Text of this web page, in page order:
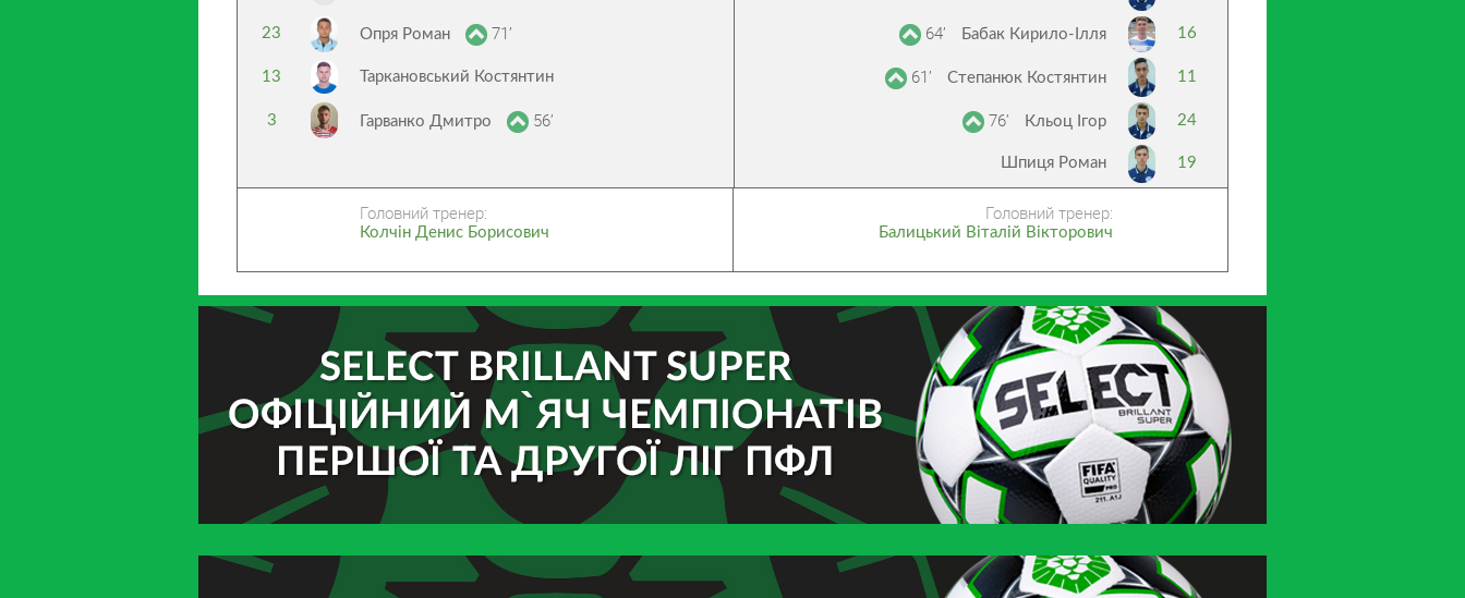
23 Опря Роман 71’ 64’ Бабак Кирило-Ілля 16
13 Таркановський Костянтин 61’ Степанюк Костянтин 11
3 Гарванко Дмитро 56’ 76’ Кльоц Ігор 24
Шпиця Роман 19
Головний тренер: Головний тренер:
Колчін Денис Борисович Балицький Віталій Вікторович